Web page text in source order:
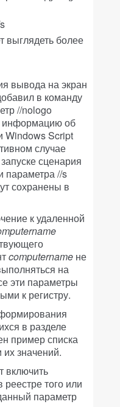
выглядеть более
вывода на экран
в команду
//nologo
информацию об
Windows Script
случае
сценария
параметра //s
сохранены в
к удаленной
computername не
на
эти параметры
к регистру.
в разделе
пример списка
значений.
включить
того или
параметр